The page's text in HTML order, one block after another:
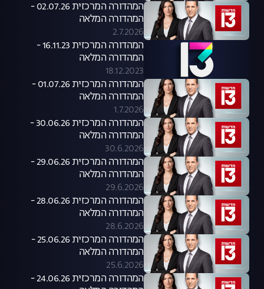
המהדורה המרכזית 02.07.26 -
המהדורה המלאה
2.7.2026
המהדורה המרכזית 16.11.23 -
המהדורה המלאה
18.12.2023
המהדורה המרכזית 01.07.26 -
המהדורה המלאה
1.7.2026
המהדורה המרכזית 30.06.26 -
המהדורה המלאה
30.6.2026
המהדורה המרכזית 29.06.26 -
המהדורה המלאה
29.6.2026
המהדורה המרכזית 28.06.26 -
המהדורה המלאה
28.6.2026
המהדורה המרכזית 25.06.26 -
המהדורה המלאה
25.6.2026
המהדורה המרכזית 24.06.26 -